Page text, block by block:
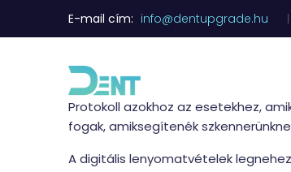
E-mail cím: info@dentupgrade.hu
Protokoll azokhoz az esetekhez,
fogak, amiksegítenék
A digitális lenyomatvételek